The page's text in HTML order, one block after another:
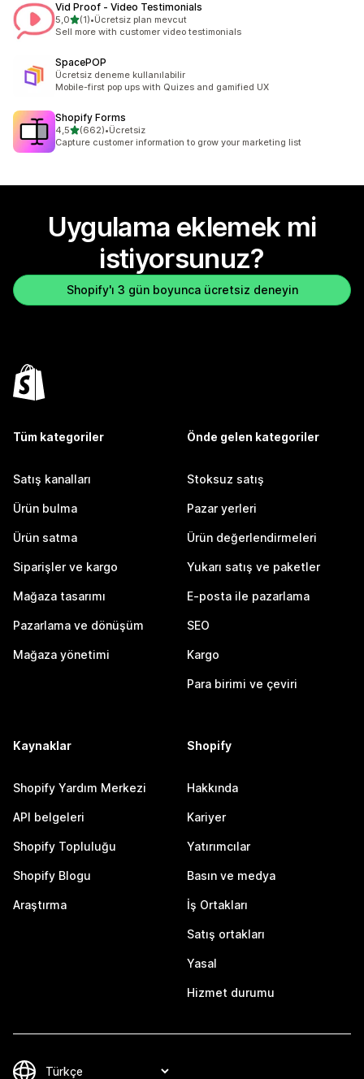
Vid Proof ‑ Video Testimonials
5,05 yıldız üzerinden
(1)
toplam 1 değerlendirme
•Ücretsiz plan mevcut
Sell more with customer video testimonials
SpacePOP
Ücretsiz deneme kullanılabilir
Mobile-first pop ups with Quizes and gamified UX
Shopify Forms
4,55 yıldız üzerinden
(662)
toplam 662 değerlendirme
•Ücretsiz
Capture customer information to grow your marketing list
Uygulama eklemek mi
istiyorsunuz?
Shopify'ı 3 gün boyunca ücretsiz deneyin
Tüm kategoriler
Satış kanalları
Ürün bulma
Ürün satma
Siparişler ve kargo
Mağaza tasarımı
Pazarlama ve dönüşüm
Mağaza yönetimi
Önde gelen kategoriler
Stoksuz satış
Pazar yerleri
Ürün değerlendirmeleri
Yukarı satış ve paketler
E-posta ile pazarlama
SEO
Kargo
Para birimi ve çeviri
Kaynaklar
Shopify Yardım Merkezi
API belgeleri
Shopify Topluluğu
Shopify Blogu
Araştırma
Shopify
Hakkında
Kariyer
Yatırımcılar
Basın ve medya
İş Ortakları
Satış ortakları
Yasal
Hizmet durumu